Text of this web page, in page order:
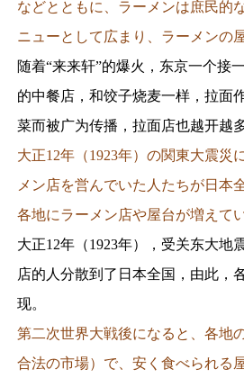
などとともに、ラーメンは庶民的
ニューとして広まり、ラーメンの
随着“来来轩”的爆火，东京一个接
的中餐店，和饺子烧麦一样，拉面
菜而被广为传播，拉面店也越开越多
大正12年（1923年）の関東大震災
メン店を営んでいた人たちが日本
各地にラーメン店や屋台が増えて
大正12年（1923年），受关东大地
店的人分散到了日本全国，由此，
现。
第二次世界大戦後になると、各地
合法の市場）で、安く食べられる